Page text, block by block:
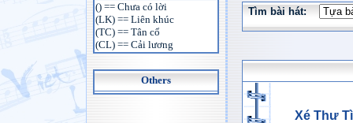
() == Chưa có lời
(LK) == Liên khúc
(TC) == Tân cổ
(CL) == Cải lương
Others
Tìm bài hát:
Xé Thư